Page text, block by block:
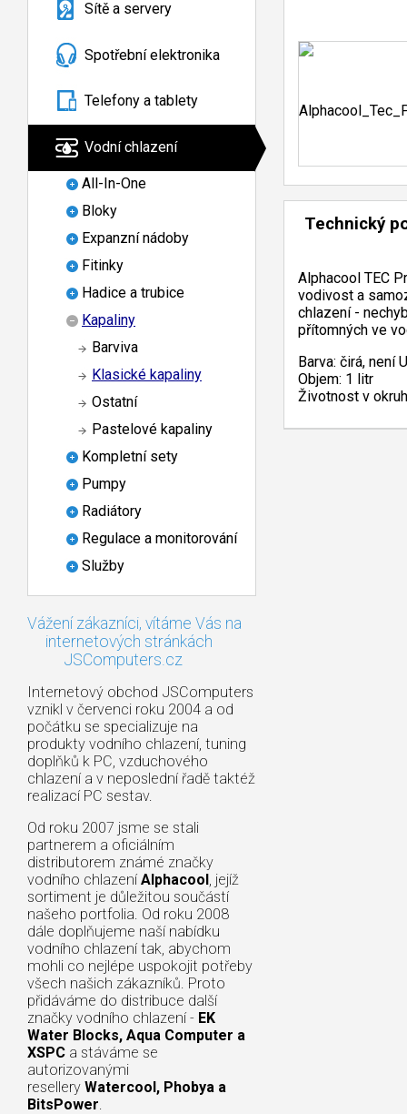
Sítě a servery
Spotřební elektronika
Telefony a tablety
Vodní chlazení
All-In-One
Bloky
Expanzní nádoby
Fitinky
Hadice a trubice
Kapaliny
Barviva
Klasické kapaliny
Ostatní
Pastelové kapaliny
Kompletní sety
Pumpy
Radiátory
Regulace a monitorování
Služby
Vážení zákazníci, vítáme Vás na
internetových stránkách
JSComputers.cz
Internetový obchod JSComputers
vznikl v červenci roku 2004 a od
počátku se specializuje na
produkty vodního chlazení, tuning
doplňků k PC, vzduchového
chlazení a v neposlední řadě taktéž
realizací PC sestav.
Od roku 2007 jsme se stali
partnerem a oficiálním
distributorem známé značky
vodního chlazení Alphacool, jejíž
sortiment je důležitou součástí
našeho portfolia. Od roku 2008
dále doplňujeme naší nabídku
vodního chlazení tak, abychom
mohli co nejlépe uspokojit potřeby
všech našich zákazníků. Proto
přidáváme do distribuce další
značky vodního chlazení - EK
Water Blocks, Aqua Computer a
XSPC a stáváme se
autorizovanými
resellery Watercool, Phobya a
BitsPower.
Technický
Alphacool TEC
vodivost a
chlazení -
přítomných ve
Barva: čirá, není
Objem: 1 litr
Životnost v